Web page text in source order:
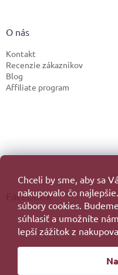
Chceli by sme, aby sa
nakupovalo čo
súbory cookies.
súhlasiť a umožníte
lepší zážitok z
O nás
Kontakt
Recenzie zákazníkov
Blog
Affiliate program
Facebook